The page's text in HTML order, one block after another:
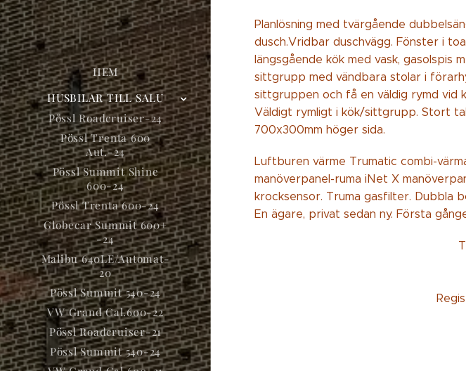
HEM
HUSBILAR TILL SALU
Pössl Roadcruiser-24
Pössl Trenta 600
Aut.-24
Pössl Summit Shine
600-24
Pössl Trenta 600-24
Globecar Summit 600+
-24
Malibu 640LE/Automat-
20
Pössl Summit 540-24
VW Grand Cal.600-22
Pössl Roadcruiser-21
Pössl Summit 540-24
Planlösning med tvärgående
dusch.Vridbar duschvägg. Fönster i
längsgående kök med vask, gasolspis
sittgrupp med vändbara stolar i
sittgruppen och få en väldig rymd vid
Väldigt rymligt i kök/sittgrupp. Stort
700x300mm höger sida.
Luftburen värme Trumatic combi-
manöverpanel-ruma iNet X
krocksensor. Truma gasfilter. Dubbla
En ägare, privat sedan ny. Första